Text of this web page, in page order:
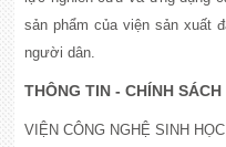
sản phẩm của viện sản xuất
người dân.
THÔNG TIN - CHÍNH SÁCH
VIỆN CÔNG NGHỆ SINH